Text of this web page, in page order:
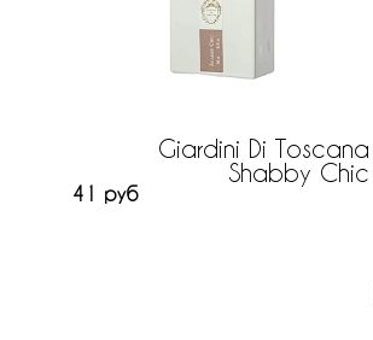
Giardini Di Toscana
Shabby Chic
41 руб